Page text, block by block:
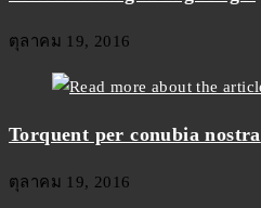
ตุลาคม 19, 2016
Torquent per conubia nostra
ตุลาคม 19, 2016